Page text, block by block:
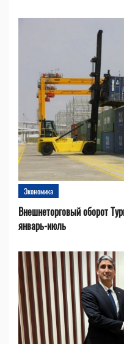
Экономика
Внешнеторговый оборот
январь-июль